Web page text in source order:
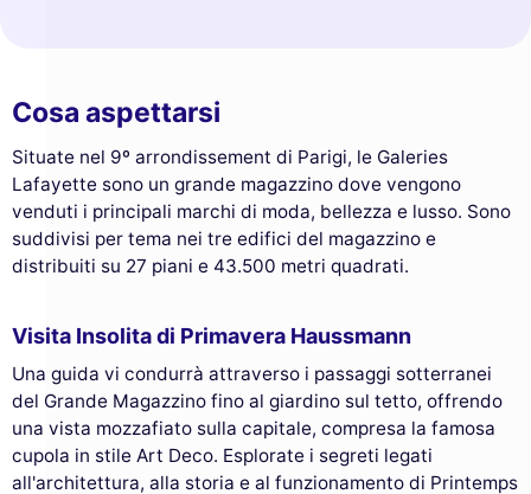
Cosa aspettarsi
Situate nel 9º arrondissement di Parigi, le Galeries
Lafayette sono un grande magazzino dove vengono
venduti i principali marchi di moda, bellezza e lusso. Sono
suddivisi per tema nei tre edifici del magazzino e
distribuiti su 27 piani e 43.500 metri quadrati.
Visita Insolita di Primavera Haussmann
Una guida vi condurrà attraverso i passaggi sotterranei
del Grande Magazzino fino al giardino sul tetto, offrendo
una vista mozzafiato sulla capitale, compresa la famosa
cupola in stile Art Deco. Esplorate i segreti legati
all'architettura, alla storia e al funzionamento di Printemps